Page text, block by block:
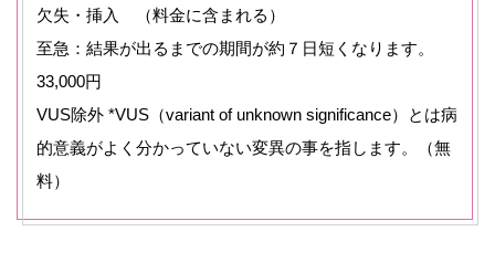
欠失・挿入 （料金に含まれる）
至急：結果が出るまでの期間が約７日短くなります。
33,000円
VUS除外 *VUS（variant of unknown significance）とは病
的意義がよく分かっていない変異の事を指します。（無
料）